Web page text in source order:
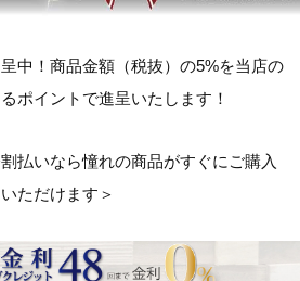
中！商品金額（税抜）の5%を当店の
ポイントで進呈いたします！
払いなら憧れの商品がすぐにご購入
いただけます＞